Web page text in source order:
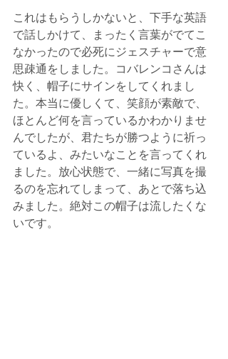
​​これはもらうしかないと、下手な英語
で話しかけて、まったく言葉がでてこ
なかったので必死にジェスチャーで意
思疎通をしました。コバレンコさんは
快く、帽子にサインをしてくれまし
た。本当に優しくて、笑顔が素敵で、
ほとんど何を言っているかわかりませ
んでしたが、君たちが勝つように祈っ
ているよ、みたいなことを言ってくれ
ました。放心状態で、一緒に写真を撮
るのを忘れてしまって、あとで落ち込
みました。絶対この帽子は流したくな
いです。